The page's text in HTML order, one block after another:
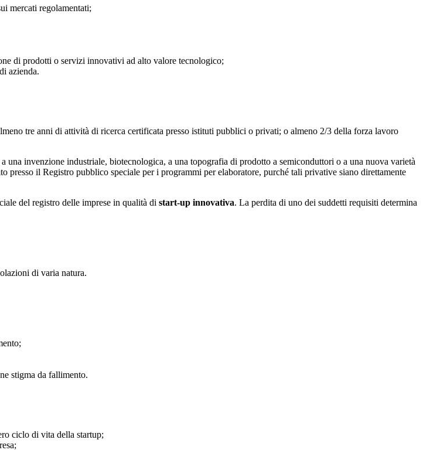
mercati regolamentati;
di prodotti o servizi innovativi ad alto valore tecnologico;
azienda.
tre anni di attività di ricerca certificata presso istituti pubblici o privati; o almeno 2/3 della forza lavoro
invenzione industriale, biotecnologica, a una topografia di prodotto a semiconduttori o a una nuova varietà
il Registro pubblico speciale per i programmi per elaboratore, purché tali privative siano direttamente
del registro delle imprese in qualità di start-up innovativa. La perdita di uno dei suddetti requisiti determina
di varia natura.
stigma da fallimento.
ciclo di vita della startup;